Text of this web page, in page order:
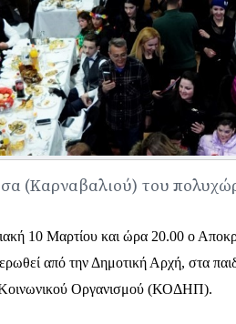
(Καρναβαλιού) του
10 Μαρτίου και ώρα 20.00 ο
από την Δημοτική Αρχή,
Οργανισμού (ΚΟΔΗΠ).